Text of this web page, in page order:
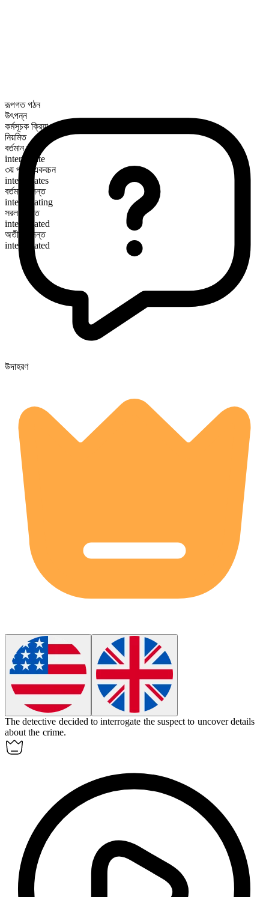
রূপগত গঠন
উৎপন্ন
কর্মসূচক ক্রিয়া
নিয়মিত
বর্তমান কাল
interrogate
৩য় পুরুষ একবচন
interrogates
বর্তমান কৃদন্ত
interrogating
সরল অতীত
interrogated
অতীত কৃদন্ত
interrogated
উদাহরণ
The detective decided tointerrogate the suspect to uncover details
about the crime.